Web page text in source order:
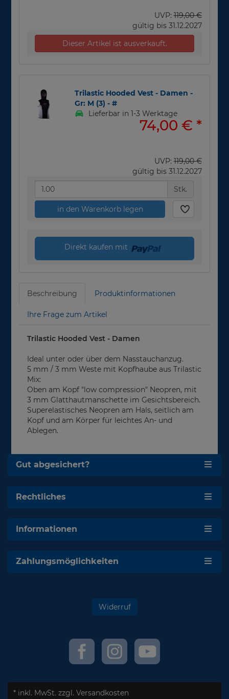
UVP:119,00 €
gültig bis 31.12.2027
Dieser Artikel ist ausverkauft.
Trilastic Hooded Vest - Damen -
Gr: M (3) - #
Lieferbar in 1-3 Werktage
74,00 € *
UVP:119,00 €
gültig bis 31.12.2027
Stk.
in den Warenkorb legen
Direkt kaufen mit
Beschreibung Produktinformationen
Ihre Frage zum Artikel
Trilastic Hooded Vest - Damen
Ideal unter oder über dem Nasstauchanzug.
5 mm / 3 mm Weste mit Kopfhaube aus Trilastic
Mix:
Oben am Kopf "low compression" Neopren, mit
3 mm Glatthautmanschette im Gesichtsbereich.
Superelastisches Neopren am Hals, seitlich am
Kopf und am Körper für leichtes An- und
Ablegen.
Gut abgesichert?
Rechtliches
Informationen
Zahlungsmöglichkeiten
Widerruf
* inkl. MwSt. zzgl. Versandkosten